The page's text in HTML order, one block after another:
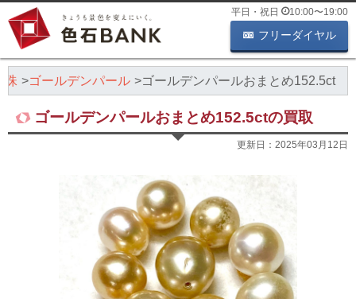
平日・祝日 10:00〜19:00
フリーダイヤル
珠 ゴールデンパール ゴールデンパールおまとめ152.5ct
ゴールデンパールおまとめ152.5ctの買取
更新日： 2025年03月12日